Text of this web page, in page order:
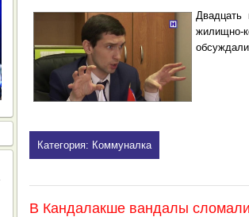
Двадцать
жилищно-
Категория: Коммуналка
В Кандалакше вандалы